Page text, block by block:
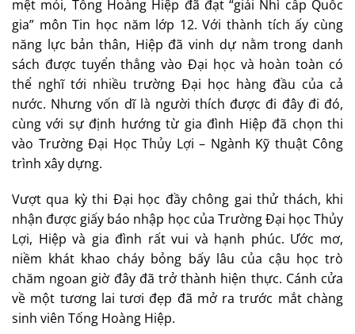
mệt mỏi, Tống Hoàng Hiệp đã đạt “giải Nhì cấp Quốc
gia” môn Tin học năm lớp 12. Với thành tích ấy cùng
năng lực bản thân, Hiệp đã vinh dự nằm trong danh
sách được tuyển thẳng vào Đại học và hoàn toàn có
thể nghĩ tới nhiều trường Đại học hàng đầu của cả
nước. Nhưng vốn dĩ là người thích được đi đây đi đó,
cùng với sự định hướng từ gia đình Hiệp đã chọn thi
vào Trường Đại Học Thủy Lợi – Ngành Kỹ thuật Công
trình xây dựng.
Vượt qua kỳ thi Đại học đầy chông gai thử thách, khi
nhận được giấy báo nhập học của Trường Đại học Thủy
Lợi, Hiệp và gia đình rất vui và hạnh phúc. Ước mơ,
niềm khát khao cháy bỏng bấy lâu của cậu học trò
chăm ngoan giờ đây đã trở thành hiện thực. Cánh cửa
về một tương lai tươi đẹp đã mở ra trước mắt chàng
sinh viên Tống Hoàng Hiệp.